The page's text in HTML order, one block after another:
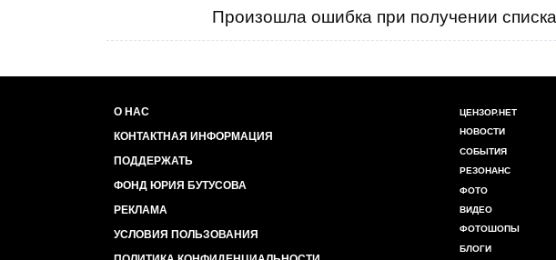
Произошла ошибка при получении
О НАС
КОНТАКТНАЯ ИНФОРМАЦИЯ
ПОДДЕРЖАТЬ
ФОНД ЮРИЯ БУТУСОВА
РЕКЛАМА
УСЛОВИЯ ПОЛЬЗОВАНИЯ
ЦЕНЗОР.НЕТ
НОВОСТИ
СОБЫТИЯ
РЕЗОНАНС
ФОТО
ВИДЕО
ФОТОШОПЫ
БЛОГИ